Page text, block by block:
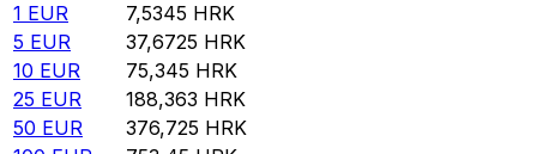
1 EUR 7,5345 HRK
5 EUR 37,6725 HRK
10 EUR 75,345 HRK
25 EUR 188,363 HRK
50 EUR 376,725 HRK